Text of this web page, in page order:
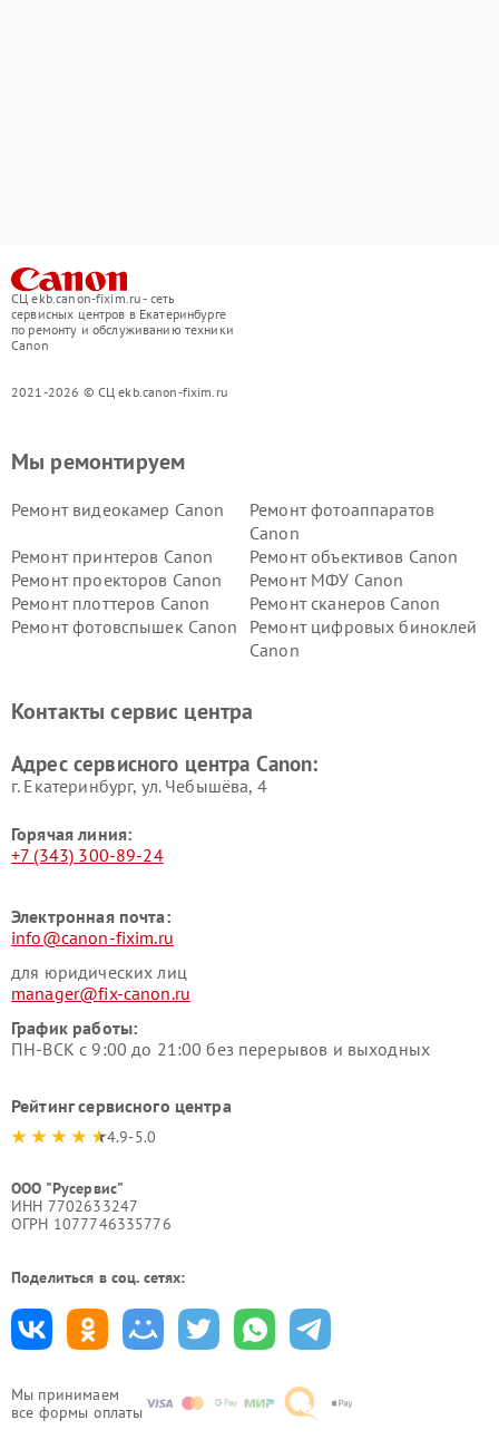
СЦ ekb.canon-fixim.ru - сеть
сервисных центров в Екатеринбурге
по ремонту и обслуживанию техники
Canon
2021-2026 © СЦ ekb.canon-fixim.ru
Мы принимаем
все формы оплаты
Мы ремонтируем
Ремонт видеокамер Canon
Ремонт фотоаппаратов
Canon
Ремонт принтеров Canon
Ремонт объективов Canon
Ремонт проекторов Canon
Ремонт МФУ Canon
Ремонт плоттеров Canon
Ремонт сканеров Canon
Ремонт фотовспышек Canon
Ремонт цифровых биноклей
Canon
Контакты сервис центра
Адрес сервисного центра Canon:
г. Екатеринбург, ул. Чебышёва, 4
Горячая линия:
+7 (343) 300-89-24
Электронная почта:
info@canon-fixim.ru
для юридических лиц
manager@fix-canon.ru
График работы:
ПН-ВСК с 9:00 до 21:00 без перерывов и выходных
Рейтинг сервисного центра
4.9-5.0
ООО "Русервис"
ИНН 7702633247
ОГРН 1077746335776
Поделиться в соц. сетях: